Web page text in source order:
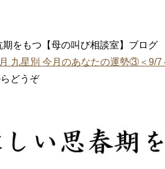
期をもつ【母の叫び相談室】ブログ
九星別 今月のあなたの運勢③＜9/7
どうぞ